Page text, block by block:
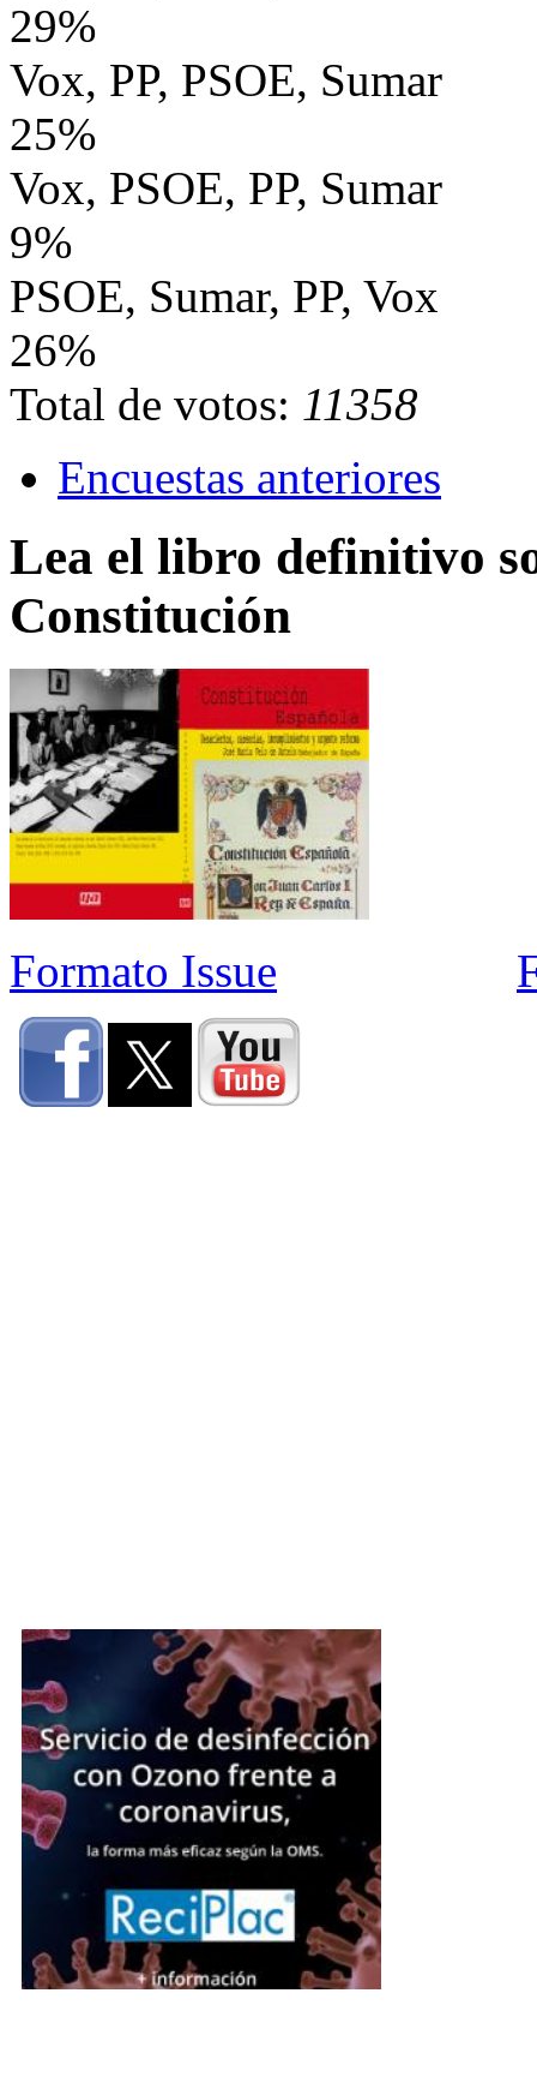
29%
Vox, PP, PSOE, Sumar
25%
Vox, PSOE, PP, Sumar
9%
PSOE, Sumar, PP, Vox
26%
Total de votos: 11358
Encuestas anteriores
Lea el libro definitivo
Constitución
Formato Issue